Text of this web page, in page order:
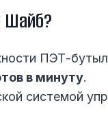
Шайб?
ПЭТ-
в минуту.
системой